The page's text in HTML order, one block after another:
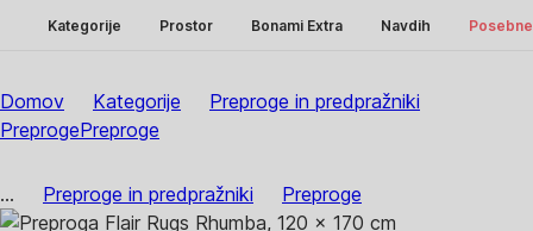
Kategorije Prostor Bonami Extra Navdih
Domov Kategorije
Preproge in predpražniki
PreprogePreproge
... Preproge in predpražniki Preproge